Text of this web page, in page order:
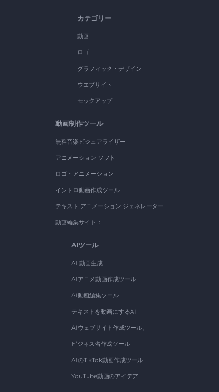
カテゴリー
動画
ロゴ
グラフィック・デザイン
ウエブサイト
モックアップ
動画制作ツール
無料音楽ビジュアライザー
アニメーション ソフト
ロゴ・アニメーション
イントロ動画作成ツール
テキスト アニメーション ジェネレーター
動画編集サイト：
AIツール
AI 動画生成
AIアニメ動画作成ツール
AI動画編集ツール
テキストを動画にするAI
AIウェブサイト作成ツール。
ビジネス名作成ツール
AIのTikTok動画作成ツール
YouTube動画のアイデア